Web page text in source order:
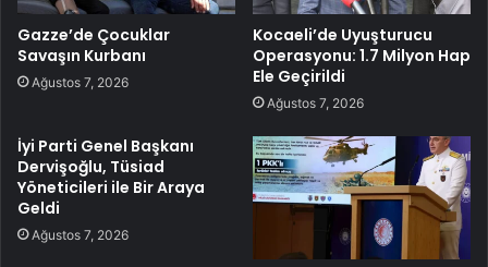
Gazze’de Çocuklar
Savaşın Kurbanı
Ağustos 7, 2026
Kocaeli’de Uyuşturucu
Operasyonu: 1.7 Milyon Hap
Ele Geçirildi
Ağustos 7, 2026
İyi Parti Genel Başkanı
Dervişoğlu, Tüsiad
Yöneticileri ile Bir Araya
Geldi
Ağustos 7, 2026